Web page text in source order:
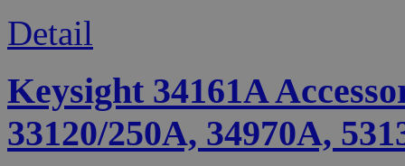
Detail
Keysight 34161A
33120/250A, 34970A,